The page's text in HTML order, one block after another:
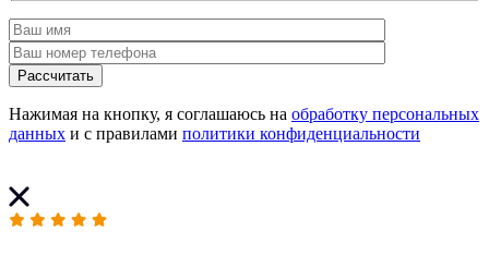
Рассчитать
Нажимая на кнопку, я соглашаюсь на обработку персональных
данных и с правилами политики конфиденциальности